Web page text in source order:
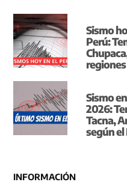
Sismo
Perú:
regiones
Sismo
2026:
Tacna,
según el
INFORMACIÓN